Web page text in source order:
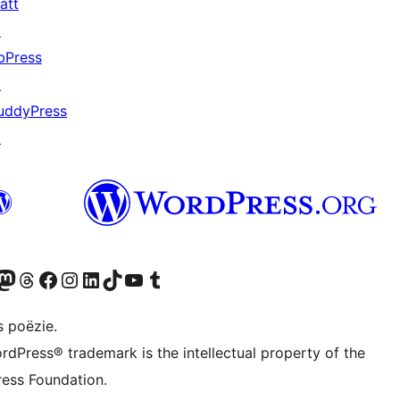
account
Bluesky account
ons Mastodon account
Bezoek ons Threads account
Onze Facebook pagina bezoeken
Bezoek ons Instagram account
Bezoek ons LinkedIn account
Bezoek ons TikTok account
Bezoek ons YouTube kanaalBezoek ons Tumblr account
poëzie.
trademark is the intellectual property of the
Foundation.